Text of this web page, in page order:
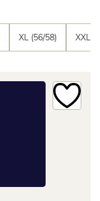
XL (56/58) XXL